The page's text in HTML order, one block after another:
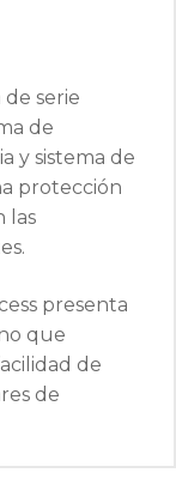
serie
de
y sistema de
protección
las
presenta
que
de
de